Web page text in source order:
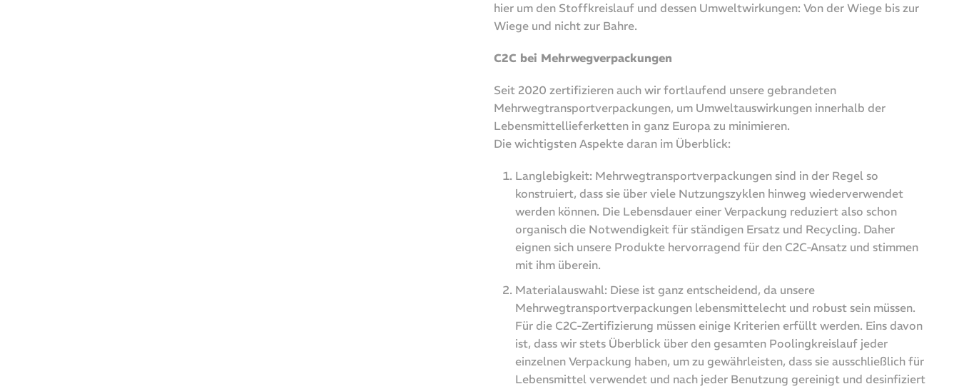
hier um den Stoffkreislauf und dessen Umweltwirkungen: Von der Wiege bis zur
Wiege und nicht zur Bahre.
C2C bei Mehrwegverpackungen
Seit 2020 zertifizieren auch wir fortlaufend unsere gebrandeten
Mehrwegtransportverpackungen, um Umweltauswirkungen innerhalb der
Lebensmittellieferketten in ganz Europa zu minimieren.
Die wichtigsten Aspekte daran im Überblick:
Langlebigkeit: Mehrwegtransportverpackungen sind in der Regel so
konstruiert, dass sie über viele Nutzungszyklen hinweg wiederverwendet
werden können. Die Lebensdauer einer Verpackung reduziert also schon
organisch die Notwendigkeit für ständigen Ersatz und Recycling. Daher
eignen sich unsere Produkte hervorragend für den C2C-Ansatz und stimmen
mit ihm überein.
Materialauswahl: Diese ist ganz entscheidend, da unsere
Mehrwegtransportverpackungen lebensmittelecht und robust sein müssen.
Für die C2C-Zertifizierung müssen einige Kriterien erfüllt werden. Eins davon
ist, dass wir stets Überblick über den gesamten Poolingkreislauf jeder
einzelnen Verpackung haben, um zu gewährleisten, dass sie ausschließlich für
Lebensmittel verwendet und nach jeder Benutzung gereinigt und desinfiziert